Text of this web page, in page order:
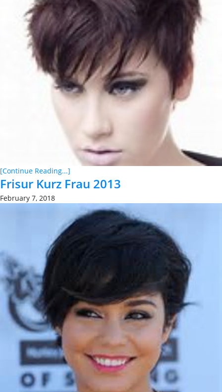
[Continue Reading...]
Frisur Kurz Frau 2013
February 7, 2018